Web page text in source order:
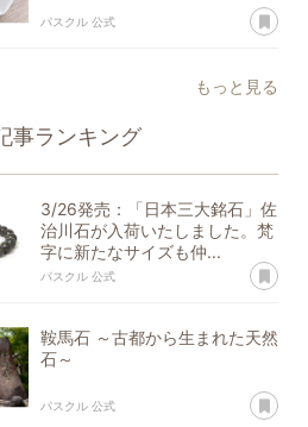
パスクル 公式 あ
もっと見る
事ランキング
3/26発売：「日本三大銘石」佐
治川石が入荷いたしました。梵
字に新たなサイズも仲...
パスクル 公式 あ
鞍馬石 ～古都から生まれた天然
石～
パスクル 公式 あ